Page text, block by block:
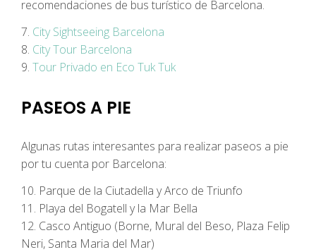
recomendaciones de bus turístico de Barcelona.
7. City Sightseeing Barcelona
8. City Tour Barcelona
9. Tour Privado en Eco Tuk Tuk
PASEOS A PIE
Algunas rutas interesantes para realizar paseos a pie
por tu cuenta por Barcelona:
10. Parque de la Ciutadella y Arco de Triunfo
11. Playa del Bogatell y la Mar Bella
12. Casco Antiguo (Borne, Mural del Beso, Plaza Felip
Neri, Santa Maria del Mar)